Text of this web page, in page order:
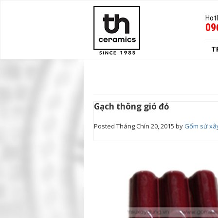
Gạch thông gió đỏ
Posted Tháng Chín 20, 2015 byGốm sứ